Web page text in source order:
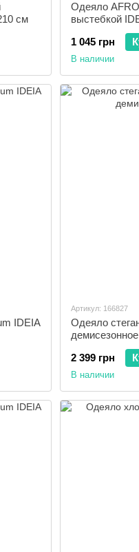
см
Одеяло
выстебкой
1 045 грн
В наличии
IDEIA
Артикул: 166827
Одеяло
2 399 грн
В наличии